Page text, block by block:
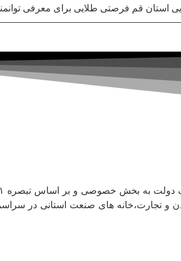
استان قم فرصتی طلایی برای معرفی
و تجارت،خانه های صنعت استانی در